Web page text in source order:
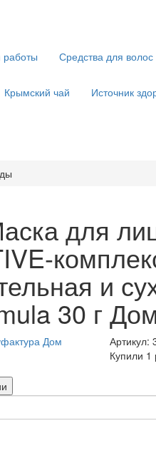
Средства для волос
Крымский чай Источник
для
и
30 г
Дом
Артикул:
Купили 1